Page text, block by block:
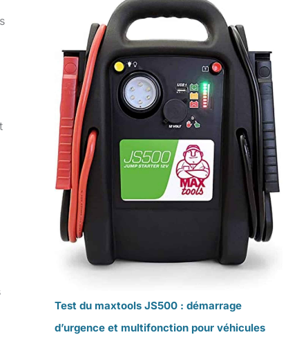
Test du maxtools JS500 : démarrage
d’urgence et multifonction pour véhicules